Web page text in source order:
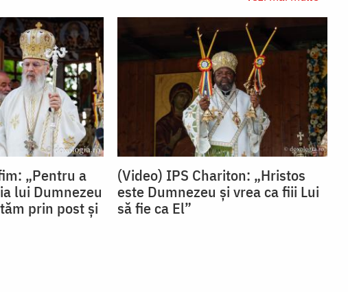
„Pentru a
lui Dumnezeu
prin post și
(Video) IPS Chariton: „Hristos
este Dumnezeu și vrea ca fiii Lui
să fie ca El”